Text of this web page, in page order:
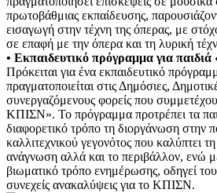
πρωτοβάθμιας εκπαίδευσης,
εισαγωγή στην τέχνη της όπερας, με
σε επαφή με την όπερα και τη λυρική
• Εκπαιδευτικό πρόγραμμα για παιδιά
Πρόκειται για ένα εκπαιδευτικό
πραγματοποιείται στις Δημόσιες,
συνεργαζόμενους φορείς που
ΚΠΙΣΝ». Το πρόγραμμα προτρέπει τα
διαφορετικό τρόπο τη διοργάνωση στην
καλλιτεχνικού γεγονότος που καλύπτει
ανάγνωση αλλά και το περιβάλλον, ενώ
βιωματικό τρόπο ενημέρωσης, οδηγεί
συνεχείς ανακαλύψεις για το ΚΠΙΣΝ.